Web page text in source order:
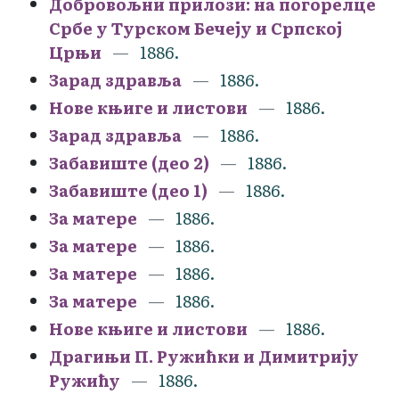
Србе у Турском Бечеју и Српској
Црњи
1886.
Зарад здравља
1886.
Нове књиге и листови
1886.
Зарад здравља
1886.
Забавиште (део 2)
1886.
Забавиште (део 1)
1886.
За матере
1886.
За матере
1886.
За матере
1886.
За матере
1886.
Нове књиге и листови
1886.
Драгињи П. Ружићки и Димитрију
Ружићу
1886.